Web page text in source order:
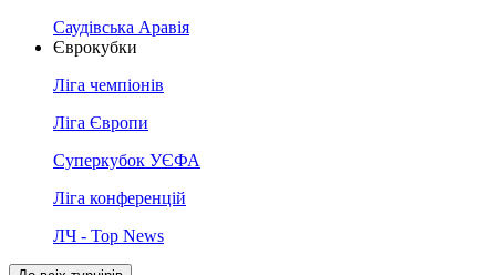
Саудівська Аравія
Єврокубки
Ліга чемпіонів
Ліга Європи
Суперкубок УЄФА
Ліга конференцій
ЛЧ - Top News